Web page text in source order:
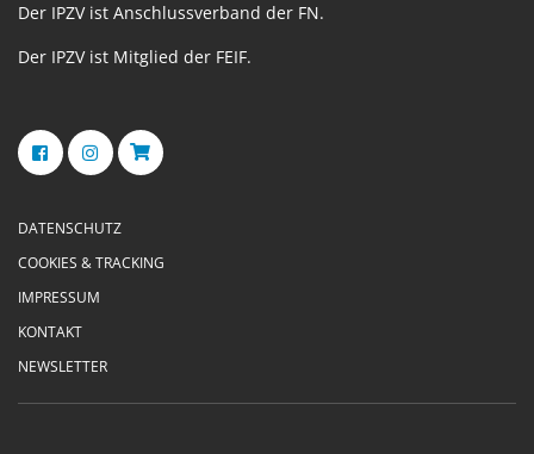
Der IPZV ist Anschlussverband der FN.
Der IPZV ist Mitglied der FEIF.
DATENSCHUTZ
COOKIES & TRACKING
IMPRESSUM
KONTAKT
NEWSLETTER